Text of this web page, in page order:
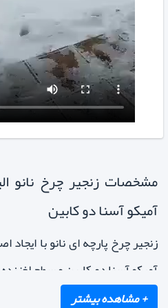
آمیکو آسنا دو کابین
زنجیر چرخ پارچه ای نانو با
آمیکو آسنا دو کابین و سطح لغزنده
در حین رانندگی و یا ترمز می